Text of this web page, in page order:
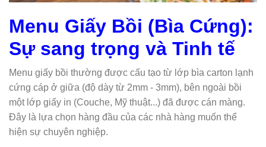
Menu Giấy Bồi (Bìa Cứng):
Sự sang trọng và Tinh tế
Menu giấy bồi thường được cấu tạo từ lớp bìa carton lạnh
cứng cáp ở giữa (độ dày từ 2mm - 3mm), bên ngoài bồi
một lớp giấy in (Couche, Mỹ thuật...) đã được cán màng.
Đây là lựa chọn hàng đầu của các nhà hàng muốn thể
hiện sự chuyên nghiệp.